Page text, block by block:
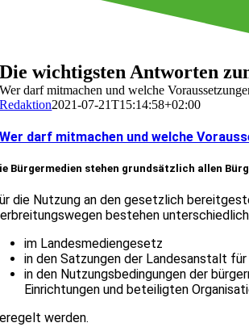
Die wichtigsten Antworten
Wer darf mitmachen und welche
Redaktion2021-07-21T15:14:58+02:00
Wer darf mitmachen und welche
Bürgermedien stehen grundsätzlich allen
die Nutzung an den gesetzlich
bestehen
im Landesmediengesetz
in den Satzungen der Landesanstalt für
in den Nutzungsbedingungen der
Einrichtungen und beteiligten
werden.